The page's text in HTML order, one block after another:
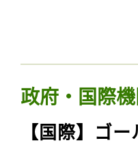
政府・国際
【国際】ゴ